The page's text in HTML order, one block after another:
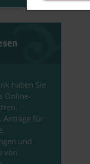
haben Sie
Online-
Anträge für
und
von